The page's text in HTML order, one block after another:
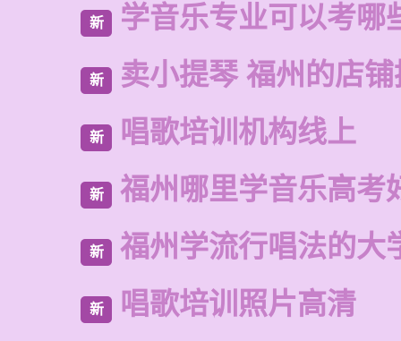
新 学音乐专业可以考哪
新 卖小提琴 福州的店
新 唱歌培训机构线上
新 福州哪里学音乐高考
新 福州学流行唱法的大
新 唱歌培训照片高清